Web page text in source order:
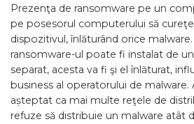
Prezenţa de ransomware pe un
pe posesorul computerului să
dispozitivul, înlăturând orice
ransomware-ul poate fi instalat de
separat, acesta va fi şi el înlăturat,
business al operatorului de malware.
așteptat ca mai multe reţele de
refuze să distribuie un malware atât